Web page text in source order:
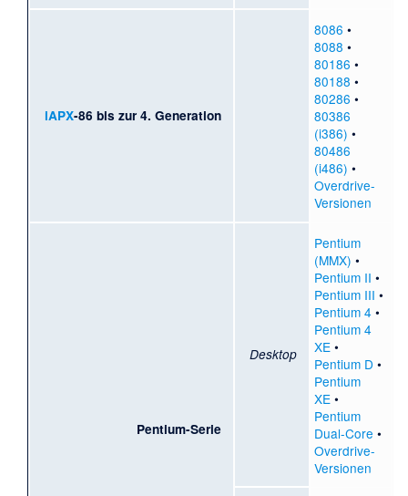
iAPX-86 bis zur 4. Generation
8086 •
8088 •
80186 •
80188 •
80286 •
80386
(i386) •
80486
(i486) •
Overdrive-
Versionen
Pentium-Serie
Desktop
Pentium
(MMX) •
Pentium II •
Pentium III •
Pentium 4•
Pentium 4
XE•
Pentium D •
Pentium
XE•
Pentium
Dual-Core •
Overdrive-
Versionen